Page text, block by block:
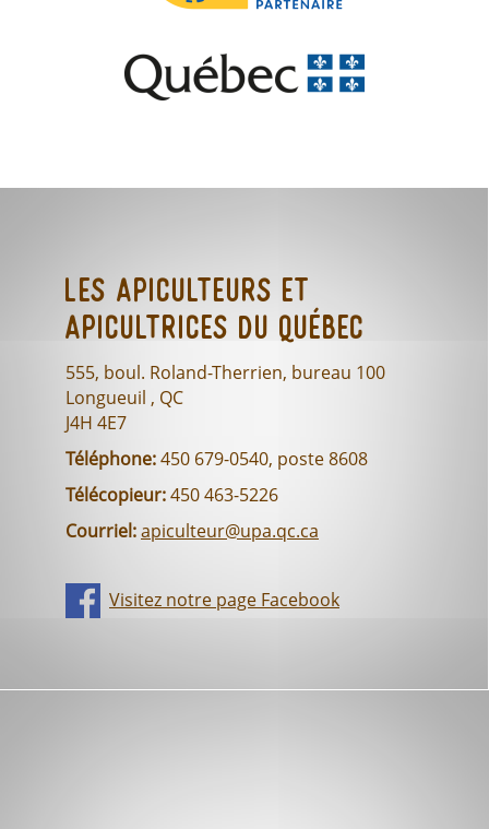
Les Apiculteurs et
Apicultrices du Québec
555, boul. Roland-Therrien, bureau 100
Longueuil , QC
J4H 4E7
Téléphone:450 679-0540, poste 8608
Télécopieur:450 463-5226
Courriel:apiculteur@upa.qc.ca
Visitez notre page Facebook